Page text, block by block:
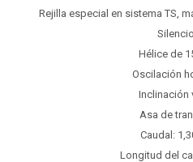
Rejilla especial en sistema TS,
Hélice de
Oscilación
Inclinación
Asa de
Caudal:
Longitud del